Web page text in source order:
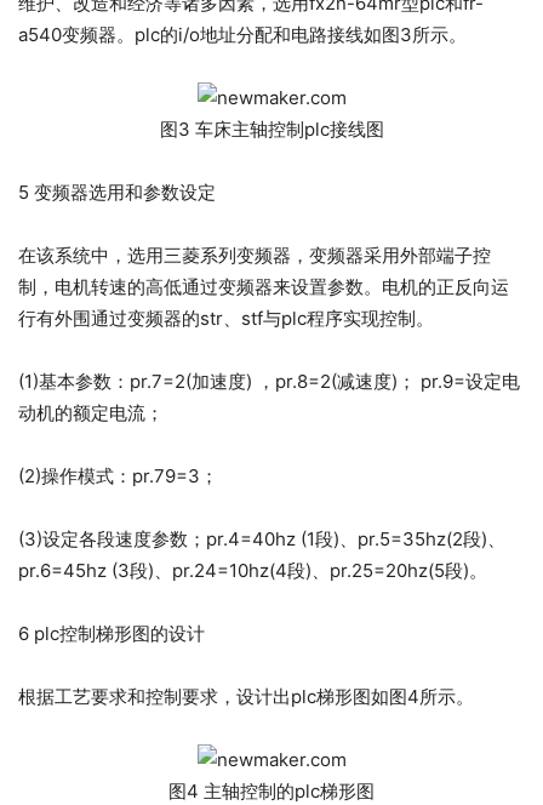
a540变频器。plc的i/o地址分配和电路接线如图3所示。
图3 车床主轴控制plc接线图
5 变频器选用和参数设定
在该系统中，选用三菱系列变频器，变频器采用外部端子控
制，电机转速的高低通过变频器来设置参数。电机的正反向运
行有外围通过变频器的str、stf与plc程序实现控制。
(1)基本参数：pr.7=2(加速度) ，pr.8=2(减速度)； pr.9=设定电
动机的额定电流；
(2)操作模式：pr.79=3；
(3)设定各段速度参数；pr.4=40hz (1段)、pr.5=35hz(2段)、
pr.6=45hz (3段)、pr.24=10hz(4段)、pr.25=20hz(5段)。
6 plc控制梯形图的设计
根据工艺要求和控制要求，设计出plc梯形图如图4所示。
图4 主轴控制的plc梯形图